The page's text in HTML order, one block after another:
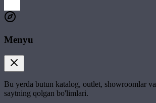
Menyu
Bu yerda butun katalog, outlet, showroomlar va
saytning qolgan bo'limlari.